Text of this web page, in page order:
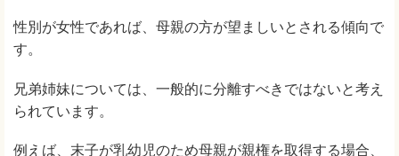
性別が女性であれば、母親の方が望ましいとされる傾向で
す。
兄弟姉妹については、一般的に分離すべきではないと考え
られています。
例えば、末子が乳幼児のため母親が親権を取得する場合、